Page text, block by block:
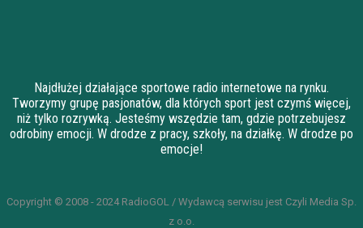
Najdłużej działające sportowe radio internetowe na rynku.
Tworzymy grupę pasjonatów, dla których sport jest czymś więcej,
niż tylko rozrywką. Jesteśmy wszędzie tam, gdzie potrzebujesz
odrobiny emocji. W drodze z pracy, szkoły, na działkę. W drodze po
emocje!
Copyright © 2008 - 2024 RadioGOL / Wydawcą serwisu jest Czyli Media Sp.
z o.o.